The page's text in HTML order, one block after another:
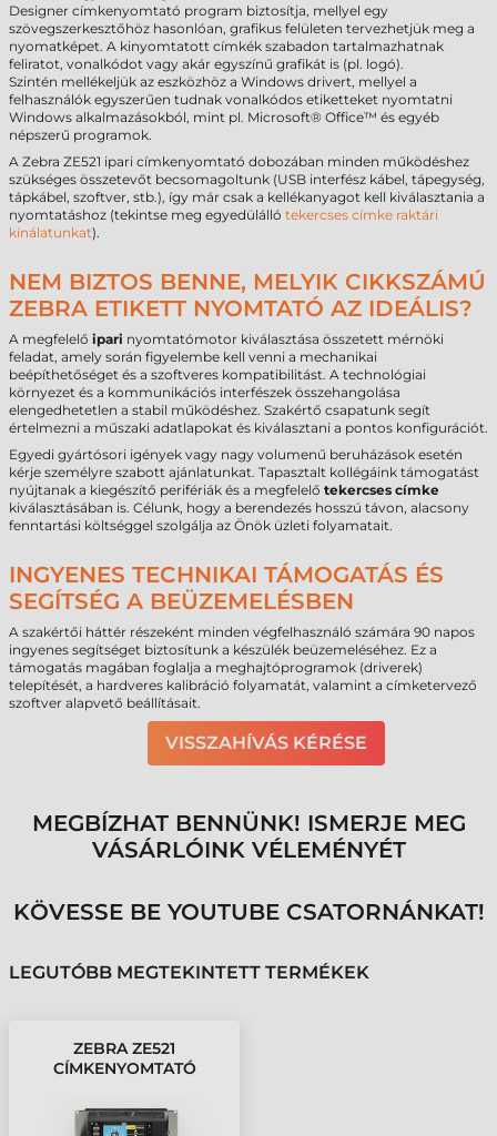
Designer címkenyomtató program biztosítja, mellyel egy
szövegszerkesztőhöz hasonlóan, grafikus felületen tervezhetjük meg a
nyomatképet. A kinyomtatott címkék szabadon tartalmazhatnak
feliratot, vonalkódot vagy akár egyszínű grafikát is (pl. logó).
Szintén mellékeljük az eszközhöz a Windows drivert, mellyel a
felhasználók egyszerűen tudnak vonalkódos etiketteket nyomtatni
Windows alkalmazásokból, mint pl. Microsoft® Office™ és egyéb
népszerű programok.
A Zebra ZE521 ipari címkenyomtató dobozában minden működéshez
szükséges összetevőt becsomagoltunk (USB interfész kábel, tápegység,
tápkábel, szoftver, stb.), így már csak a kellékanyagot kell kiválasztania a
nyomtatáshoz (tekintse meg egyedülálló tekercses címke raktári
kínálatunkat).
NEM BIZTOS BENNE, MELYIK CIKKSZÁMÚ
ZEBRA ETIKETT NYOMTATÓ AZ IDEÁLIS?
A megfelelő ipari nyomtatómotor kiválasztása összetett mérnöki
feladat, amely során figyelembe kell venni a mechanikai
beépíthetőséget és a szoftveres kompatibilitást. A technológiai
környezet és a kommunikációs interfészek összehangolása
elengedhetetlen a stabil működéshez. Szakértő csapatunk segít
értelmezni a műszaki adatlapokat és kiválasztani a pontos konfigurációt.
Egyedi gyártósori igények vagy nagy volumenű beruházások esetén
kérje személyre szabott ajánlatunkat. Tapasztalt kollégáink támogatást
nyújtanak a kiegészítő perifériák és a megfelelő tekercses címke
kiválasztásában is. Célunk, hogy a berendezés hosszú távon, alacsony
fenntartási költséggel szolgálja az Önök üzleti folyamatait.
INGYENES TECHNIKAI TÁMOGATÁS ÉS
SEGÍTSÉG A BEÜZEMELÉSBEN
A szakértői háttér részeként minden végfelhasználó számára 90 napos
ingyenes segítséget biztosítunk a készülék beüzemeléséhez. Ez a
támogatás magában foglalja a meghajtóprogramok (driverek)
telepítését, a hardveres kalibráció folyamatát, valamint a címketervező
szoftver alapvető beállításait.
VISSZAHÍVÁS KÉRÉSE
MEGBÍZHAT BENNÜNK! ISMERJE MEG
VÁSÁRLÓINK VÉLEMÉNYÉT
KÖVESSE BE YOUTUBE CSATORNÁNKAT!
LEGUTÓBB MEGTEKINTETT TERMÉKEK
ZEBRA ZE521
CÍMKENYOMTATÓ